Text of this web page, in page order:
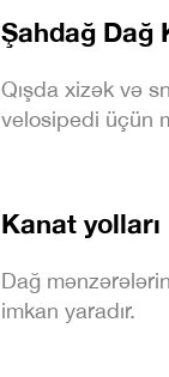
Şahdağ Dağ
Qışda xizək və
velosipedi üçün
Kanat
Dağ
imkan yaradır.